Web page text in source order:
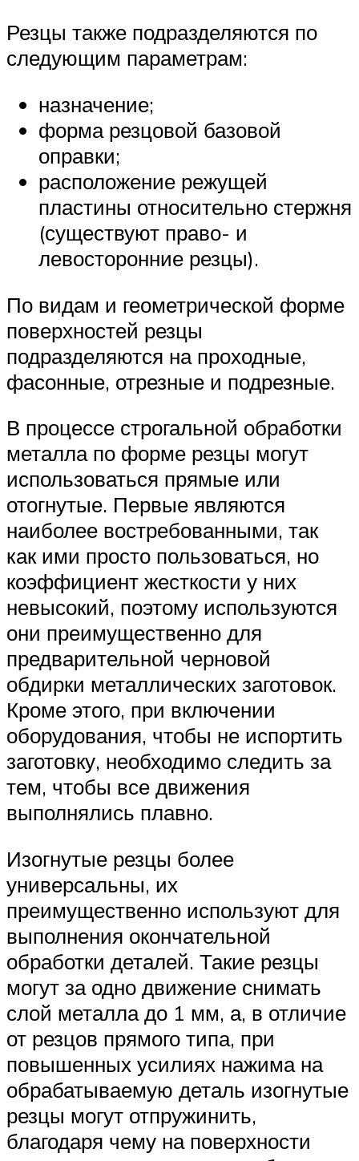
Резцы также подразделяются по
следующим параметрам:
назначение;
форма резцовой базовой
оправки;
расположение режущей
пластины относительно стержня
(существуют право- и
левосторонние резцы).
По видам и геометрической форме
поверхностей резцы
подразделяются на проходные,
фасонные, отрезные и подрезные.
В процессе строгальной обработки
металла по форме резцы могут
использоваться прямые или
отогнутые. Первые являются
наиболее востребованными, так
как ими просто пользоваться, но
коэффициент жесткости у них
невысокий, поэтому используются
они преимущественно для
предварительной черновой
обдирки металлических заготовок.
Кроме этого, при включении
оборудования, чтобы не испортить
заготовку, необходимо следить за
тем, чтобы все движения
выполнялись плавно.
Изогнутые резцы более
универсальны, их
преимущественно используют для
выполнения окончательной
обработки деталей. Такие резцы
могут за одно движение снимать
слой металла до 1 мм, а, в отличие
от резцов прямого типа, при
повышенных усилиях нажима на
обрабатываемую деталь изогнутые
резцы могут отпружинить,
благодаря чему на поверхности